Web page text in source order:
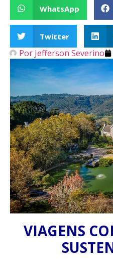
WhatsApp
Twitter
Por Jefferson Severino
VIAGENS